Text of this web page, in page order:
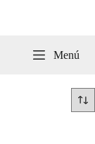
Menú